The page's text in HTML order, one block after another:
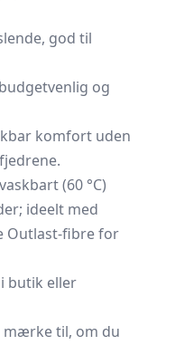
god til
og
komfort uden
(60 °C)
ideelt med
Outlast-fibre for
butik eller
til, om du